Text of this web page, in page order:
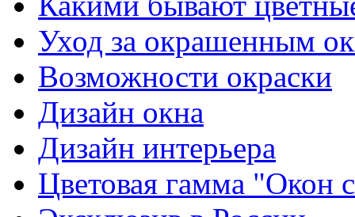
Уход за окрашенным
Возможности окраски
Дизайн окна
Дизайн интерьера
Цветовая гамма "Окон